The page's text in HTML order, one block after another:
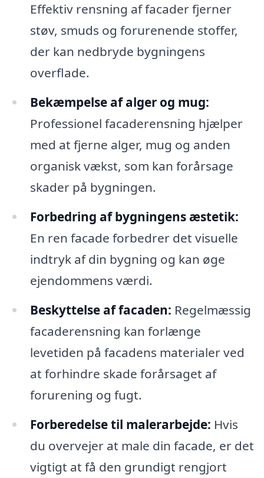
Effektiv rensning af facader fjerner
støv, smuds og forurenende stoffer,
der kan nedbryde bygningens
overflade.
Bekæmpelse af alger og mug:
Professionel facaderensning hjælper
med at fjerne alger, mug og anden
organisk vækst, som kan forårsage
skader på bygningen.
Forbedring af bygningens æstetik:
En ren facade forbedrer det visuelle
indtryk af din bygning og kan øge
ejendommens værdi.
Beskyttelse af facaden: Regelmæssig
facaderensning kan forlænge
levetiden på facadens materialer ved
at forhindre skade forårsaget af
forurening og fugt.
Forberedelse til malerarbejde: Hvis
du overvejer at male din facade, er det
vigtigt at få den grundigt rengjort